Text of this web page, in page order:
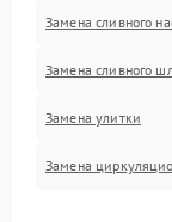
Замена сливного
Замена сливного
Замена улитки
Замена